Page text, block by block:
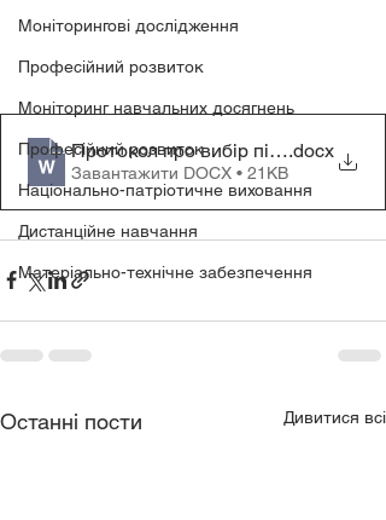
Моніторингові дослідження
Професійний розвиток
Моніторинг навчальних досягнень
Професійний розвиток
Національно-патріотичне виховання
Дистанційне навчання
Матеріально-технічне забезпечення
Протокол про вибір підручників
.docx
Завантажити DOCX • 21KB
Останні пости Дивитися всі